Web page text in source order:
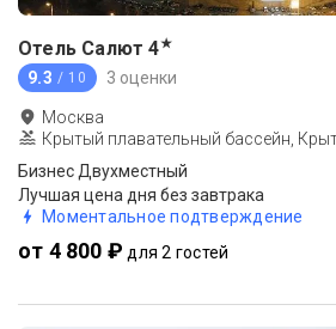
Отель Салют 4★
9.3 / 10 3 оценки
Москва
Крытый плавательный бассейн,
Бизнес Двухместный
Лучшая цена дня без завтрака
Моментальное подтверждение
от 4 800 ₽ для 2 гостей